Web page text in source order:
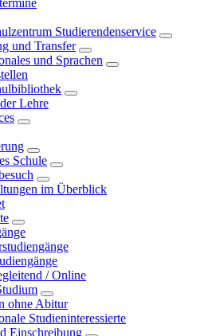
Studierendenservice
und Transfer
und Sprachen
Lehre
Schule
im Überblick
/ Online
ohne Abitur
Studieninteressierte
Einschreibung